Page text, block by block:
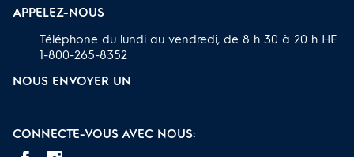
APPELEZ-NOUS
Téléphone du lundi au vendredi, de 8 h 30 à 20 h HE
1-800-265-8352
NOUS ENVOYER UN
CONNECTE-VOUS AVEC NOUS: